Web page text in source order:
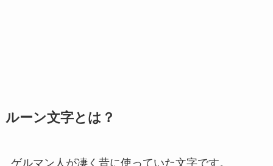
ルーン文字とは？
ゲルマン人が凄く昔に使っていた文字です。